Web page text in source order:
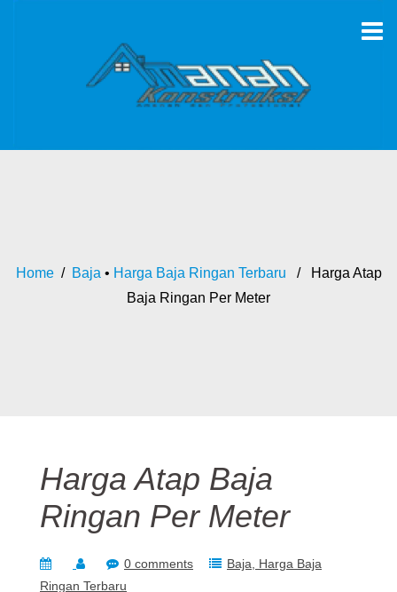
Home/ Baja • Harga Baja Ringan Terbaru / Harga Atap
Baja Ringan Per Meter
Harga Atap Baja
Ringan Per Meter
0 comments Baja
Harga Baja
Ringan Terbaru